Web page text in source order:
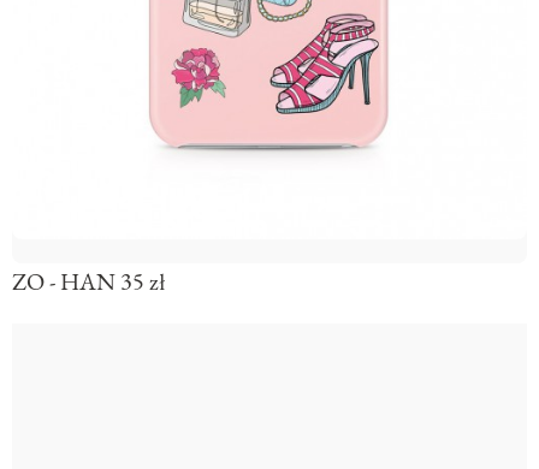
ZO - HAN 35 zł